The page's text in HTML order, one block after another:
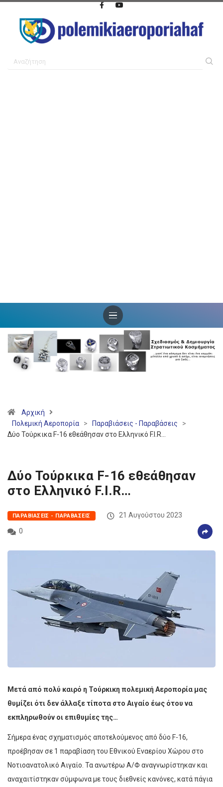
Αρχική
Πολεμική Αεροπορία
> Παραβιάσεις - Παραβάσεις
>
Δύο Τούρκικα F-16 εθεάθησαν στο Ελληνικό F.I.R…
Δύο Τούρκικα F-16 εθεάθησαν
στο Ελληνικό F.I.R…
ΠΑΡΑΒΙΆΣΕΙΣ - ΠΑΡΑΒΆΣΕΙΣ
21 Αυγούστου 2023
0
Μετά από πολύ καιρό η Τούρκικη πολεμική Αεροπορία μας
θυμίζει ότι δεν άλλαξε τίποτα στο Αιγαίο έως ότου να
εκπληρωθούν οι επιθυμίες της…
Σήμερα ένας σχηματισμός αποτελούμενος από δύο F-16,
προέβησαν σε 1 παραβίαση του Εθνικού Εναερίου Χώρου στο
Νοτιοανατολικό Αιγαίο. Τα ανωτέρω Α/Φ αναγνωρίστηκαν και
αναχαιτίστηκαν σύμφωνα με τους διεθνείς κανόνες, κατά πάγια